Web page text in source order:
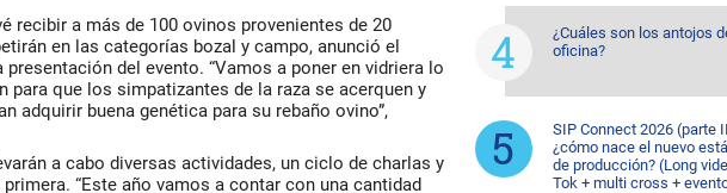
recibir a más de 100 ovinos provenientes de 20
en las categorías bozal y campo, anunció el
presentación del evento. “Vamos a poner en vidriera lo
para que los simpatizantes de la raza se acerquen y
adquirir buena genética para su rebaño ovino”,
a cabo diversas actividades, un ciclo de charlas y
“Este año vamos a contar con una cantidad
¿Cuáles son los antojos
oficina?
SIP Connect 2026 (parte
¿cómo nace el nuevo
de producción? (Long
Tok + multi cross +